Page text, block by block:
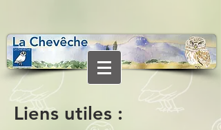
Liens utiles :